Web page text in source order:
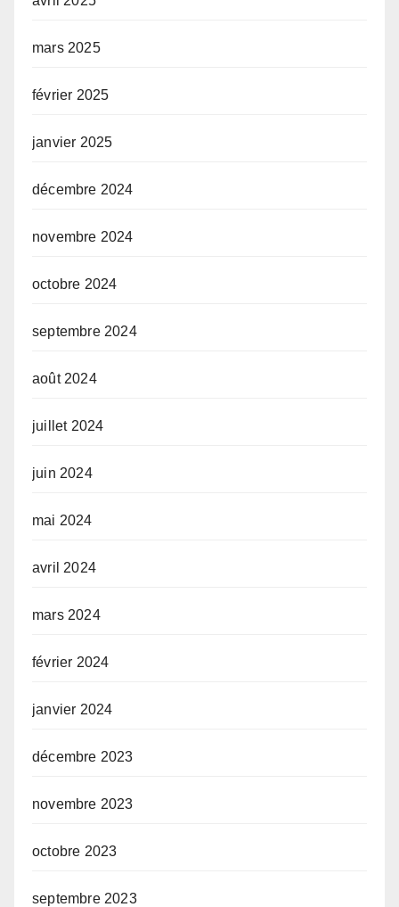
mars 2025
février 2025
janvier 2025
décembre 2024
novembre 2024
octobre 2024
septembre 2024
août 2024
juillet 2024
juin 2024
mai 2024
avril 2024
mars 2024
février 2024
janvier 2024
décembre 2023
novembre 2023
octobre 2023
septembre 2023